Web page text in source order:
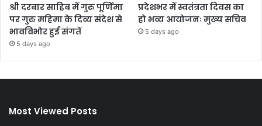
श्री दरबार साहिब में गुरु पूर्णिमा
पर गुरु महिमा के दिव्य संदेश से
भावविभोर हुई संगतें
5 days ago
प्रदेशभर में स्वतंत्रता दिवस का
हो भव्य आयोजनः मुख्य सचिव
5 days ago
Most Viewed Posts